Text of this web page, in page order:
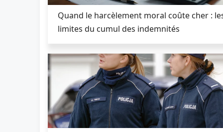
Quand le harcèlement moral coûte cher :
limites du cumul des indemnités